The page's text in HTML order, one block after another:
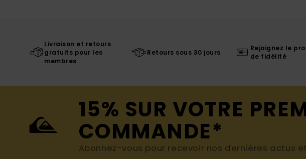
Livraison et retours
gratuits pour les
membres
Retours sous 30 jours
Rejoignez le
de fidélité
15% SUR VOTRE
COMMANDE*
Abonnez-vous pour recevoir nos dernières actus